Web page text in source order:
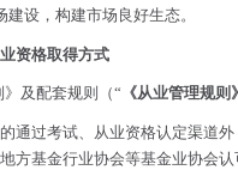
设，构建市场良好生态。
资格取得方式
及配套规则（“ 《从业管理规则》
通过考试、从业资格认定渠
方基金行业协会等基金业协会